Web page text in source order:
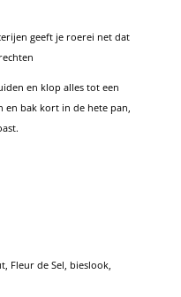
geeft je roerei net dat
en klop alles tot een
en bak kort in de hete pan,
Fleur de Sel, bieslook,